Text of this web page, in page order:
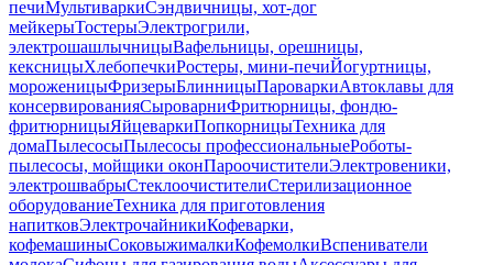
печиМультиваркиСэндвичницы, хот-дог
мейкерыТостерыЭлектрогрили,
электрошашлычницыВафельницы, орешницы,
кексницыХлебопечкиРостеры, мини-печиЙогуртницы,
мороженицыФризерыБлинницыПароваркиАвтоклавы для
консервированияСыроварниФритюрницы, фондю-
фритюрницыЯйцеваркиПопкорницыТехника для
домаПылесосыПылесосы профессиональныеРоботы-
пылесосы, мойщики оконПароочистителиЭлектровеники,
электрошвабрыСтеклоочистителиСтерилизационное
оборудованиеТехника для приготовления
напитковЭлектрочайникиКофеварки,
кофемашиныСоковыжималкиКофемолкиВспениватели